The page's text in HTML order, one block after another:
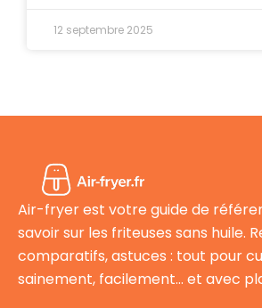
12 septembre 2025
Air-fryer est votre guide de
savoir sur les friteuses sans huile.
comparatifs, astuces : tout pour
sainement, facilement… et avec